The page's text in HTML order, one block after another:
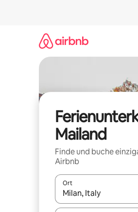
Mailand
Finde und buche
Airbnb
Ort
Wenn Ergebnisse